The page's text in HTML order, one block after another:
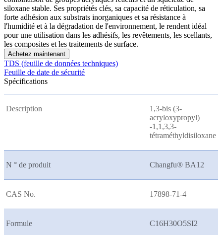
siloxane stable. Ses propriétés clés, sa capacité de réticulation, sa
forte adhésion aux substrats inorganiques et sa résistance à
l'humidité et à la dégradation de l'environnement, le rendent idéal
pour une utilisation dans les adhésifs, les revêtements, les scellants,
les composites et les traitements de surface.
Achetez maintenant
TDS (feuille de données techniques)
Feuille de date de sécurité
Spécifications
Description
1,3-bis (3-
acryloxypropyl)
-1,1,3,3-
tétraméthyldisiloxane
N ° de produit Changfu® BA12
CAS No. 17898-71-4
Formule C16H30O5SI2